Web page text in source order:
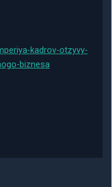
kadrov-otzyvy-
biznesa